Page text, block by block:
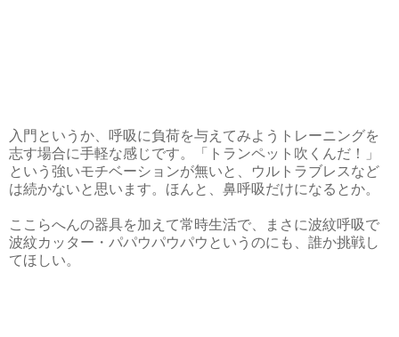
入門というか、呼吸に負荷を与えてみようトレーニングを
志す場合に手軽な感じです。「トランペット吹くんだ！」
という強いモチベーションが無いと、ウルトラブレスなど
は続かないと思います。ほんと、鼻呼吸だけになるとか。
ここらへんの器具を加えて常時生活で、まさに波紋呼吸で
波紋カッター・パパウパウパウというのにも、誰か挑戦し
てほしい。